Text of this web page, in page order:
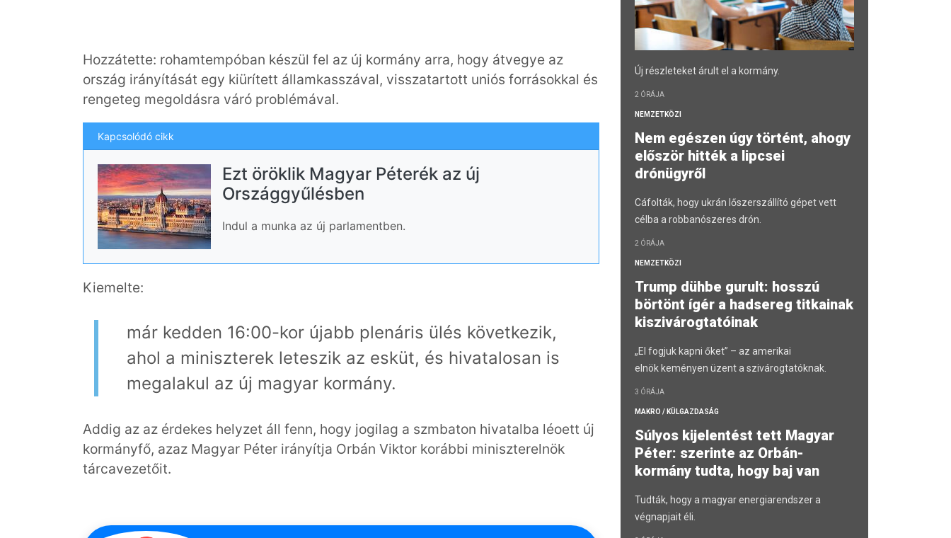
Hozzátette: rohamtempóban készül fel az új kormány arra, hogy átvegye az
ország irányítását egy kiürített államkasszával, visszatartott uniós forrásokkal és
rengeteg megoldásra váró problémával.
Kapcsolódó cikk
Ezt öröklik Magyar Péterék az új
Országgyűlésben
Indul a munka az új parlamentben.
Kiemelte:
már kedden 16:00-kor újabb plenáris ülés következik,
ahol a miniszterek leteszik az esküt, és hivatalosan is
megalakul az új magyar kormány.
Addig az az érdekes helyzet áll fenn, hogy jogilag a szmbaton hivatalba léoett új
kormányfő, azaz Magyar Péter irányítja Orbán Viktor korábbi miniszterelnök
tárcavezetőit.
Új részleteket árult el a kormány.
2 ÓRÁJA
NEMZETKÖZI
Nem egészen úgy történt, ahogy
először hitték a lipcsei
drónügyről
Cáfolták, hogy ukrán lőszerszállító gépet vett
célba a robbanószeres drón.
2 ÓRÁJA
NEMZETKÖZI
Trump dühbe gurult: hosszú
börtönt ígér a hadsereg titkainak
kiszivárogtatóinak
„El fogjuk kapni őket” – az amerikai
elnök keményen üzent a szivárogtatóknak.
3 ÓRÁJA
MAKRO / KÜLGAZDASÁG
Súlyos kijelentést tett Magyar
Péter: szerinte az Orbán-
kormány tudta, hogy baj van
Tudták, hogy a magyar energiarendszer a
végnapjait éli.